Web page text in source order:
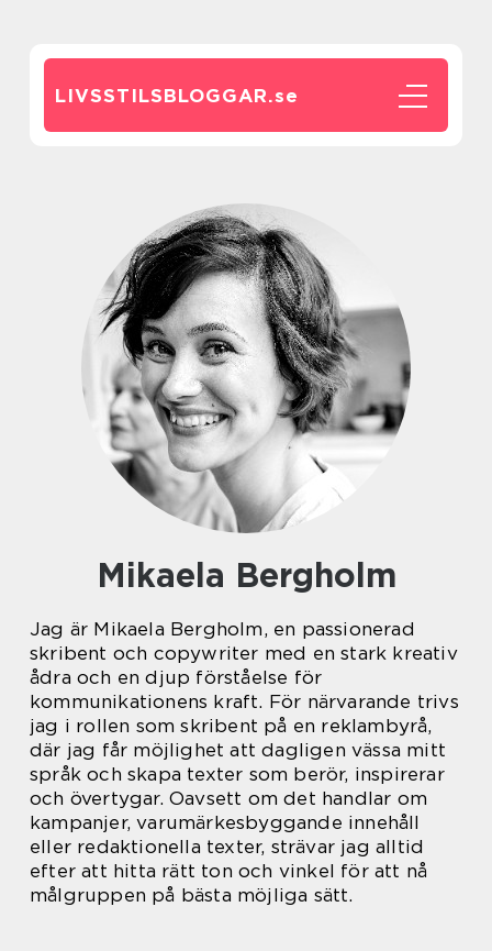
LIVSSTILSBLOGGAR.se
Mikaela Bergholm
Jag är Mikaela Bergholm, en passionerad
skribent och copywriter med en stark kreativ
ådra och en djup förståelse för
kommunikationens kraft. För närvarande trivs
jag i rollen som skribent på en reklambyrå,
där jag får möjlighet att dagligen vässa mitt
språk och skapa texter som berör, inspirerar
och övertygar. Oavsett om det handlar om
kampanjer, varumärkesbyggande innehåll
eller redaktionella texter, strävar jag alltid
efter att hitta rätt ton och vinkel för att nå
målgruppen på bästa möjliga sätt.